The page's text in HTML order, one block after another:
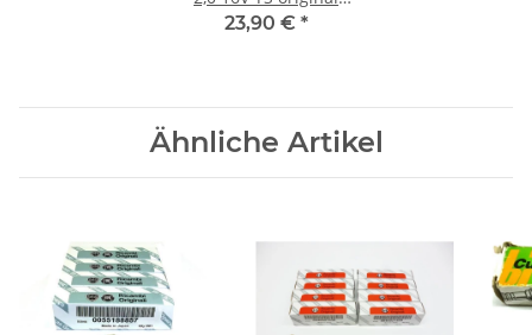
Zündkerze Platin NGK
23,90 € *
Ähnliche Artikel